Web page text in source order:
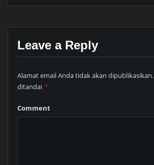
Leave a Reply
Alamat email Anda tidak akan dipublikasikan.
ditandai *
Comment